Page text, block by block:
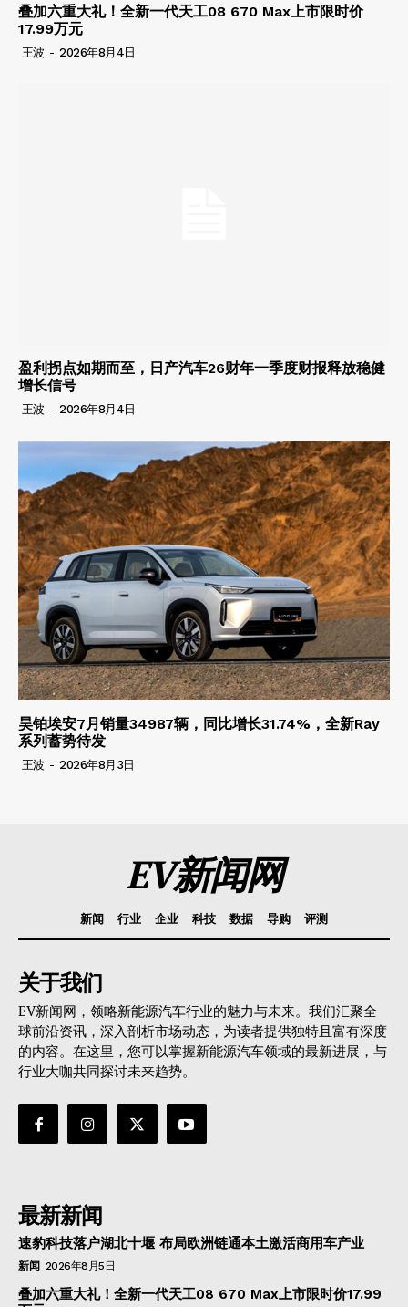
叠加六重大礼！全新一代天工08 670 Max上市限时价
17.99万元
王波 - 2026年8月4日
盈利拐点如期而至，日产汽车26财年一季度财报释放稳健
增长信号
王波 - 2026年8月4日
昊铂埃安7月销量34987辆，同比增长31.74%，全新Ray
系列蓄势待发
王波 - 2026年8月3日
EV新闻网
新闻 行业 企业 科技 数据 导购 评测
关于我们
EV新闻网，领略新能源汽车行业的魅力与未来。我们汇聚全
球前沿资讯，深入剖析市场动态，为读者提供独特且富有深度
的内容。在这里，您可以掌握新能源汽车领域的最新进展，与
行业大咖共同探讨未来趋势。
最新新闻
速豹科技落户湖北十堰 布局欧洲链通本土激活商用车产业
新闻 2026年8月5日
叠加六重大礼！全新一代天工08 670 Max上市限时价17.99